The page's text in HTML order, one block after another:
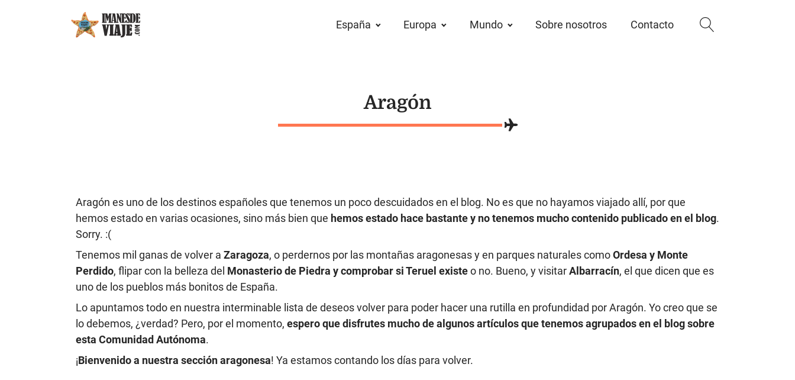
España Europa Mundo Sobre nosotros Contacto
Aragón
Aragón es uno de los destinos españoles que tenemos un poco descuidados en el blog. No es que no hayamos viajado allí, por que
hemos estado en varias ocasiones, sino más bien que hemos estado hace bastante y no tenemos mucho contenido publicado en el blog.
Sorry. :(
Tenemos mil ganas de volver a Zaragoza, o perdernos por las montañas aragonesas y en parques naturales comoOrdesa y Monte
Perdido, flipar con la belleza del Monasterio de Piedra y comprobar si Teruel existeo no. Bueno, y visitarAlbarracín, el que dicen que es
uno de los pueblos más bonitos de España.
Lo apuntamos todo en nuestra interminable lista de deseos volver para poder hacer una rutilla en profundidad por Aragón. Yo creo que se
lo debemos, ¿verdad? Pero, por el momento, espero que disfrutes mucho de algunos artículos que tenemos agrupados en el blog sobre
esta Comunidad Autónoma.
¡Bienvenido a nuestra sección aragonesa! Ya estamos contando los días para volver.